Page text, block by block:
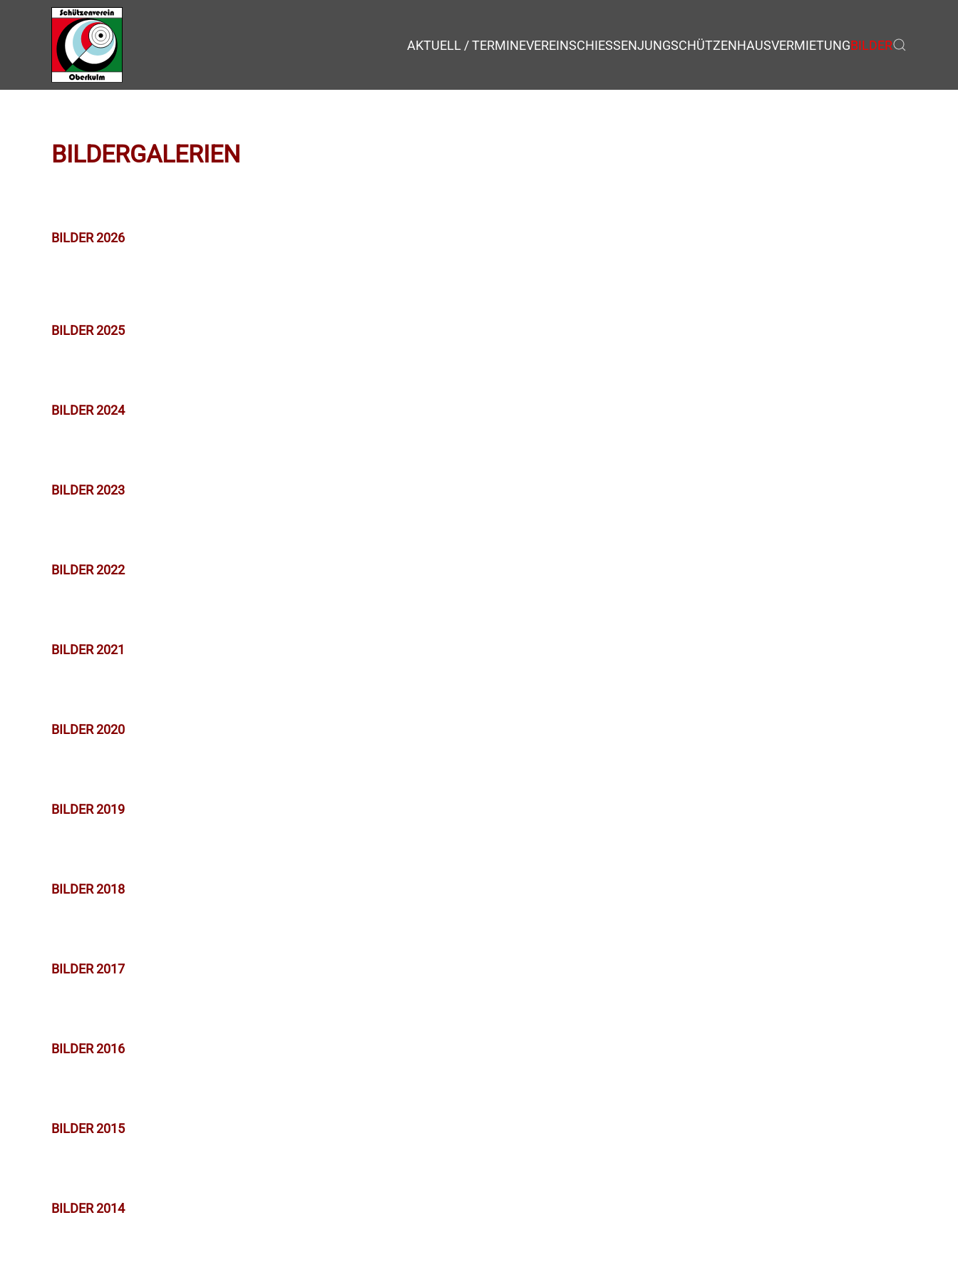
Zum Hauptinhalt springen AKTUELL / TERMINEVEREINSCHIESSENJUNGSCHÜTZENHAUSVERMIETUNGBILDER
BILDERGALERIEN
BILDER 2026
BILDER 2025
BILDER 2024
BILDER 2023
BILDER 2022
BILDER 2021
BILDER 2020
BILDER 2019
BILDER 2018
BILDER 2017
BILDER 2016
BILDER 2015
BILDER 2014